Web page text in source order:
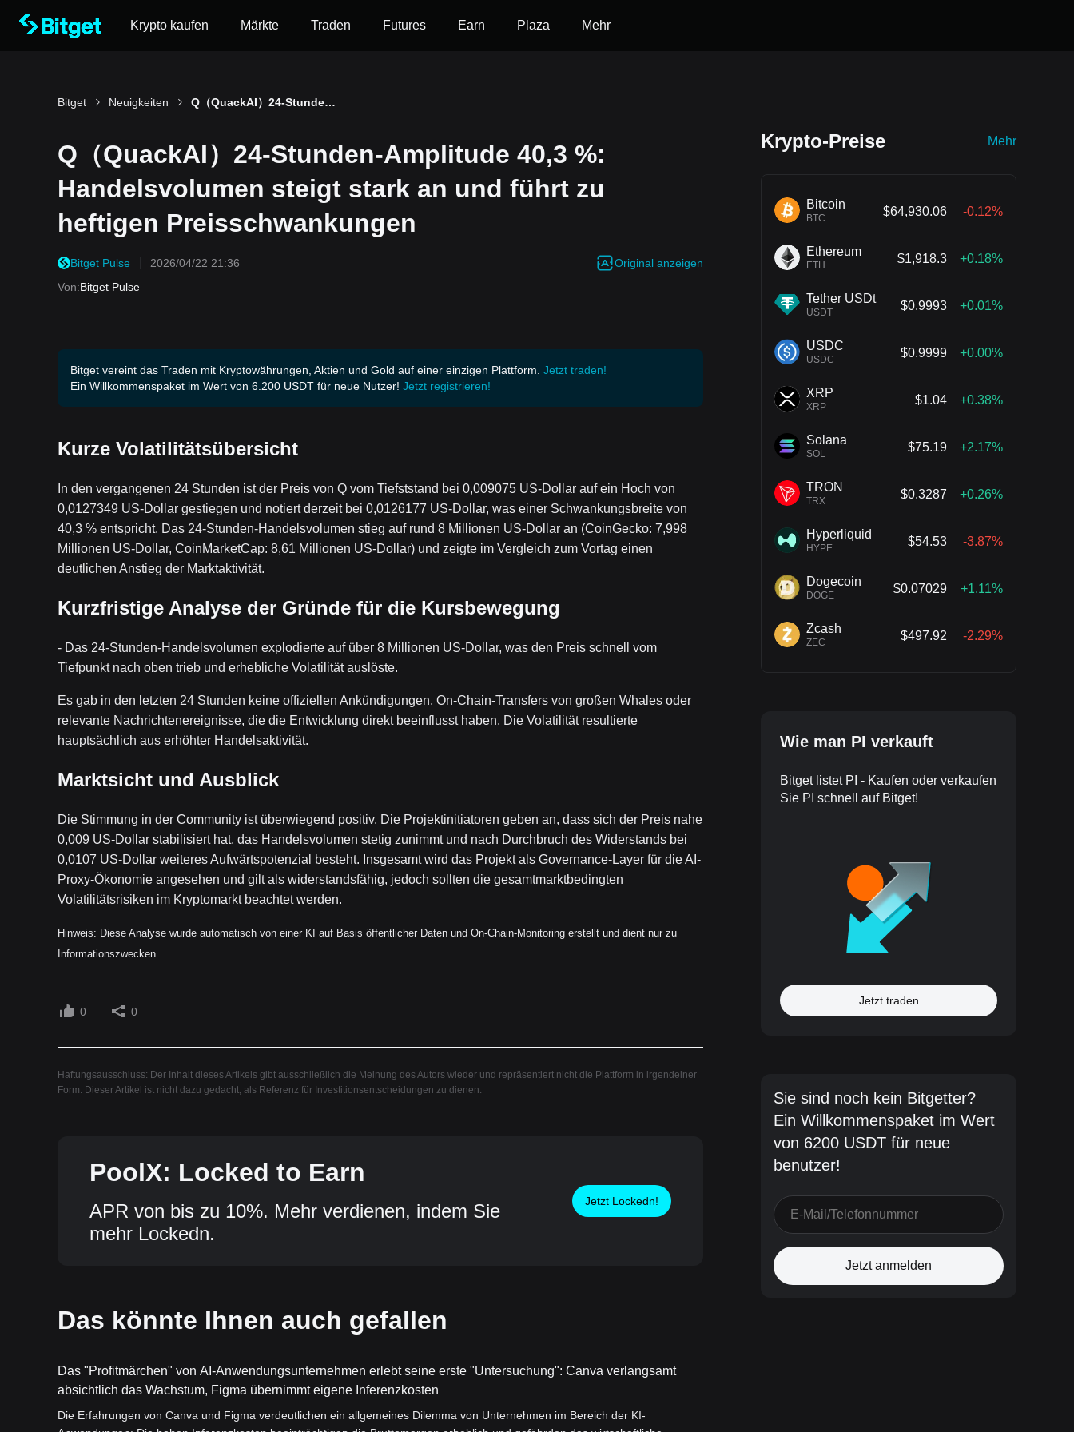
Krypto kaufen Märkte Traden Futures Earn Plaza Mehr
Bitget Neuigkeiten Q（QuackAI）24-Stunden-Amplitude 40,3 %: Handelsvolumen steigt stark an und führt zu heftigen Preisschwankungen
Q（QuackAI）24-Stunden-Amplitude 40,3 %:
Handelsvolumen steigt stark an und führt zu
heftigen Preisschwankungen
Bitget Pulse 2026/04/22 21:36
Original anzeigen
Von:Bitget Pulse
Bitget vereint das Traden mit Kryptowährungen, Aktien und Gold auf einer einzigen Plattform. Jetzt traden!
Ein Willkommenspaket im Wert von 6.200 USDT für neue Nutzer! Jetzt registrieren!
Kurze Volatilitätsübersicht
In den vergangenen 24 Stunden ist der Preis von Q vom Tiefststand bei 0,009075 US-Dollar auf ein Hoch von
0,0127349 US-Dollar gestiegen und notiert derzeit bei 0,0126177 US-Dollar, was einer Schwankungsbreite von
40,3 % entspricht. Das 24-Stunden-Handelsvolumen stieg auf rund 8 Millionen US-Dollar an (CoinGecko: 7,998
Millionen US-Dollar, CoinMarketCap: 8,61 Millionen US-Dollar) und zeigte im Vergleich zum Vortag einen
deutlichen Anstieg der Marktaktivität.
Kurzfristige Analyse der Gründe für die Kursbewegung
- Das 24-Stunden-Handelsvolumen explodierte auf über 8 Millionen US-Dollar, was den Preis schnell vom
Tiefpunkt nach oben trieb und erhebliche Volatilität auslöste.
Es gab in den letzten 24 Stunden keine offiziellen Ankündigungen, On-Chain-Transfers von großen Whales oder
relevante Nachrichtenereignisse, die die Entwicklung direkt beeinflusst haben. Die Volatilität resultierte
hauptsächlich aus erhöhter Handelsaktivität.
Marktsicht und Ausblick
Die Stimmung in der Community ist überwiegend positiv. Die Projektinitiatoren geben an, dass sich der Preis nahe
0,009 US-Dollar stabilisiert hat, das Handelsvolumen stetig zunimmt und nach Durchbruch des Widerstands bei
0,0107 US-Dollar weiteres Aufwärtspotenzial besteht. Insgesamt wird das Projekt als Governance-Layer für die AI-
Proxy-Ökonomie angesehen und gilt als widerstandsfähig, jedoch sollten die gesamtmarktbedingten
Volatilitätsrisiken im Kryptomarkt beachtet werden.
Hinweis: Diese Analyse wurde automatisch von einer KI auf Basis öffentlicher Daten und On-Chain-Monitoring erstellt und dient nur zu
Informationszwecken.
0 0
Haftungsausschluss: Der Inhalt dieses Artikels gibt ausschließlich die Meinung des Autors wieder und repräsentiert nicht die Plattform in irgendeiner
Form. Dieser Artikel ist nicht dazu gedacht, als Referenz für Investitionsentscheidungen zu dienen.
PoolX: Locked to Earn
APR von bis zu 10%. Mehr verdienen, indem Sie
mehr Lockedn.
Jetzt Lockedn!
Das könnte Ihnen auch gefallen
Das "Profitmärchen" von AI-Anwendungsunternehmen erlebt seine erste "Untersuchung": Canva verlangsamt
absichtlich das Wachstum, Figma übernimmt eigene Inferenzkosten
Die Erfahrungen von Canva und Figma verdeutlichen ein allgemeines Dilemma von Unternehmen im Bereich der KI-
Krypto-Preise Mehr
Bitcoin
BTC
$64,930.06 -0.12%
Ethereum
ETH
$1,918.3 +0.18%
Tether USDt
USDT
$0.9993 +0.01%
USDC
USDC
$0.9999 +0.00%
XRP
XRP
$1.04 +0.38%
Solana
SOL
$75.19 +2.17%
TRON
TRX
$0.3287 +0.26%
Hyperliquid
HYPE
$54.53 -3.87%
Dogecoin
DOGE
$0.07029 +1.11%
Zcash
ZEC
$497.92 -2.29%
Wie man PI verkauft
Bitget listet PI - Kaufen oder verkaufen
Sie PI schnell auf Bitget!
Jetzt traden
Sie sind noch kein Bitgetter?
Ein Willkommenspaket im Wert
von 6200 USDT für neue
benutzer!
Jetzt anmelden